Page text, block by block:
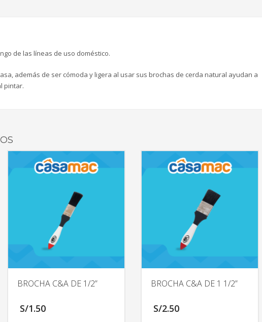
de las líneas de uso doméstico.
además de ser cómoda y ligera al usar sus brochas de cerda natural ayudan a
pintar.
BROCHA C&A DE 1/2”
S/1.50
BROCHA C&A DE 1 1/2”
S/2.50